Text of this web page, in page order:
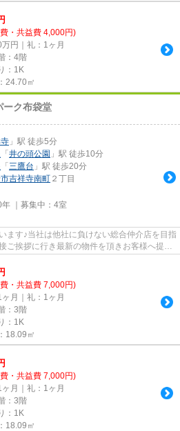
・共益費 4,000円)
万円｜礼：1ヶ月
：4階
：1K
24.70㎡
ーク布袋堂
」駅 徒歩5分
「 井の頭公園 」駅 徒歩10分
「 三鷹台 」駅 徒歩20分
吉祥寺南町 ２丁目
｜募集中： 4室
ます♪当社は他社に負けない総合仲介店を目指
ご挨拶に行き最新の物件を頂きお客様へ提供
・共益費 7,000円)
ヶ月｜礼：1ヶ月
：3階
：1K
18.09㎡
・共益費 7,000円)
ヶ月｜礼：1ヶ月
：3階
：1K
18.09㎡